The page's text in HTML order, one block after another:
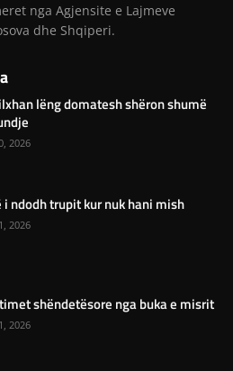
nga Agjensite e Lajmeve
dhe Shqiperi.
lëng domatesh shëron shumë
2026
i ndodh trupit kur nuk hani mish
2026
shëndetësore nga buka e misrit
2026